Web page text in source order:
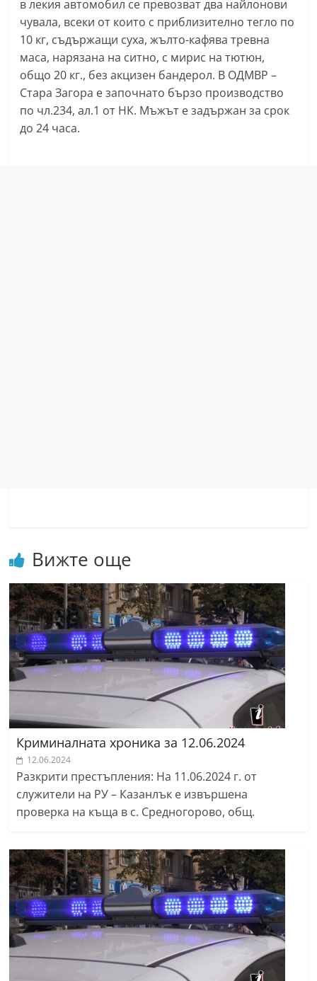
в лекия автомобил се превозват два найлонови
чувала, всеки от които с приблизително тегло по
10 кг, съдържащи суха, жълто-кафява тревна
маса, нарязана на ситно, с мирис на тютюн,
общо 20 кг., без акцизен бандерол. В ОДМВР –
Стара Загора е започнато бързо производство
по чл.234, ал.1 от НК. Мъжът е задържан за срок
до 24 часа.
Вижте още
Криминалната хроника за 12.06.2024
12.06.2024
Разкрити престъпления: На 11.06.2024 г. от
служители на РУ – Казанлък е извършена
проверка на къща в с. Средногорово, общ.